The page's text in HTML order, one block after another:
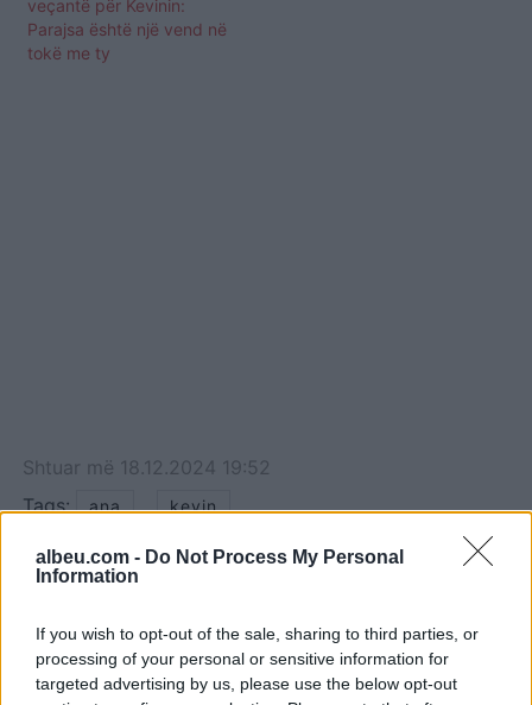
albeu.com - Do Not Process My Personal
Information
If you wish to opt-out of the sale, sharing to third parties, or
processing of your personal or sensitive information for
targeted advertising by us, please use the below opt-out
veçantë për Kevinin:
Parajsa është një vend në
tokë me ty
Shtuar më 18.12.2024 19:52
Tags:
ana , kevin